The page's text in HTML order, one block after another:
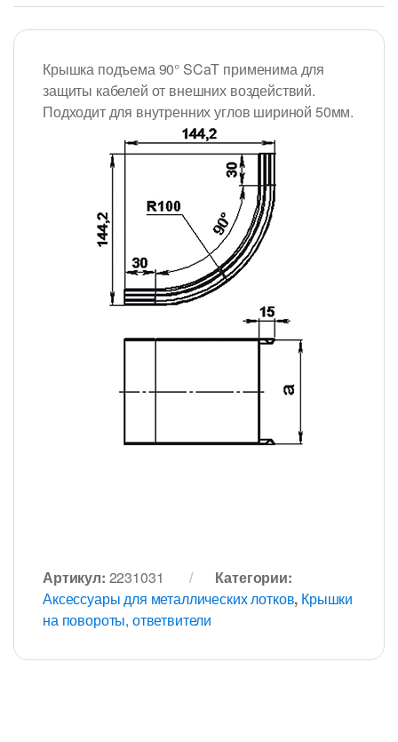
Крышка подъема 90° SCaT применима для
защиты кабелей от внешних воздействий.
Подходит для внутренних углов шириной 50мм.
Артикул: 2231031
Категории:
Аксессуары для металлических лотков, Крышки
на повороты, ответвители